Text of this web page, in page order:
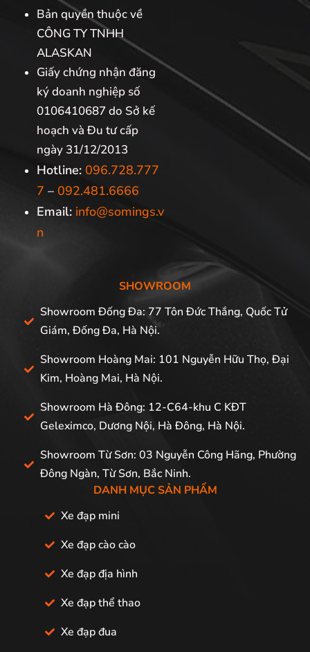
Bản quyền thuộc về
CÔNG TY TNHH
ALASKAN
Giấy chứng nhận đăng
ký doanh nghiệp số
0106410687 do Sở kế
hoạch và Đu tư cấp
ngày 31/12/2013
Hotline: 096.728.777
7 – 092.481.6666
Email: info@somings.v
n
SHOWROOM
Showroom Đống Đa: 77 Tôn Đức Thắng, Quốc Tử
Giám, Đống Đa, Hà Nội.
Showroom Hoàng Mai: 101 Nguyễn Hữu Thọ, Đại
Kim, Hoàng Mai, Hà Nội.
Showroom Hà Đông: 12-C64-khu C KĐT
Geleximco, Dương Nội, Hà Đông, Hà Nội.
Showroom Từ Sơn: 03 Nguyễn Công Hãng, Phường
Đông Ngàn, Từ Sơn, Bắc Ninh.
DANH MỤC SẢN PHẨM
Xe đạp mini
Xe đạp cào cào
Xe đạp địa hình
Xe đạp thể thao
Xe đạp đua